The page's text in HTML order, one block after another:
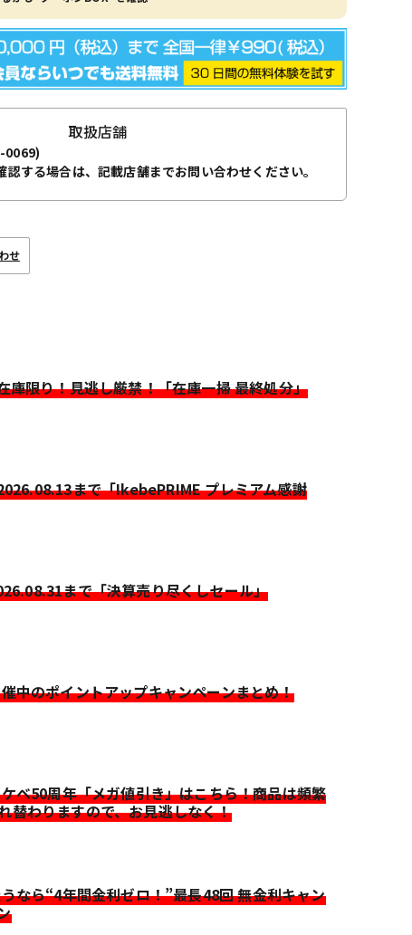
取扱店舗
0069)
する場合は、記載店舗までお問い合わせください。
せ
庫限り！見逃し厳禁！「在庫一掃 最終処分」
まで「IkebePRIME プレミアム感謝
まで「決算売り尽くしセール」
中のポイントアップキャンペーンまとめ！
ベ50周年「メガ値引き」はこちら！商品は頻繁
替わりますので、お見逃しなく！
なら“4年間金利ゼロ！”最長48回 無金利キャン